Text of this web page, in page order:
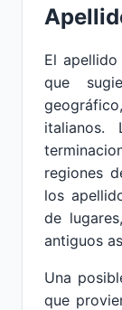
El
que
italianos.
regiones
los
de
antiguos
Una
que